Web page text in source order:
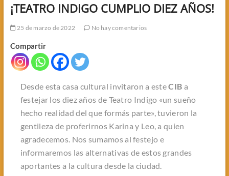
¡TEATRO INDIGO CUMPLIO DIEZ AÑOS!
25 de marzo de 2022 No hay comentarios
Compartir
Desde esta casa cultural invitaron a esteCIB a
festejar los diez años de Teatro Indigo «un sueño
hecho realidad del que formás parte», tuvieron la
gentileza de proferirnos Karina y Leo, a quien
agradecemos. Nos sumamos al festejo e
informaremos las alternativas de estos grandes
aportantes a la cultura desde la ciudad.